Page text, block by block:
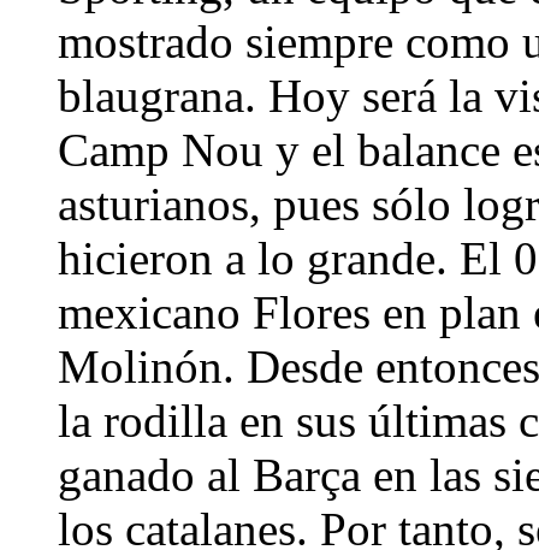
mostrado siempre como
blaugrana. Hoy será la
Camp Nou y el balance
asturianos, pues sólo
hicieron a lo grande. El
mexicano Flores en plan
Molinón. Desde
la rodilla en sus últimas
ganado al Barça en las
los catalanes. Por tanto,